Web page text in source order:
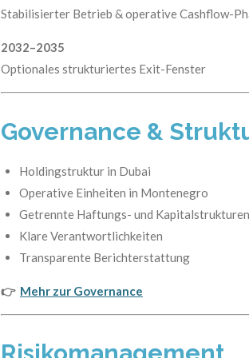
Stabilisierter Betrieb & operative Cashflow-
2032–2035
Optionales strukturiertes Exit-Fenster
Governance &
Holdingstruktur in Dubai
Operative Einheiten in Montenegro
Getrennte Haftungs- und Kapitalstrukturen
Klare Verantwortlichkeiten
Transparente Berichterstattung
👉 Mehr zur Governance